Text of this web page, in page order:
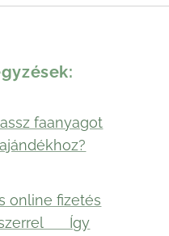
faanyagot
online fizetés
🛡️ Így